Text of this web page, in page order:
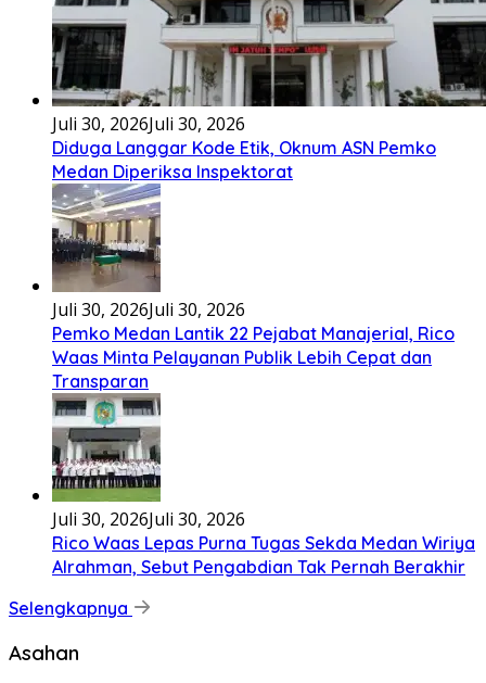
Juli 30, 2026Juli 30, 2026
Diduga Langgar Kode Etik, Oknum ASN Pemko
Medan Diperiksa Inspektorat
Juli 30, 2026Juli 30, 2026
Pemko Medan Lantik 22 Pejabat Manajerial, Rico
Waas Minta Pelayanan Publik Lebih Cepat dan
Transparan
Juli 30, 2026Juli 30, 2026
Rico Waas Lepas Purna Tugas Sekda Medan Wiriya
Alrahman, Sebut Pengabdian Tak Pernah Berakhir
Selengkapnya
Asahan